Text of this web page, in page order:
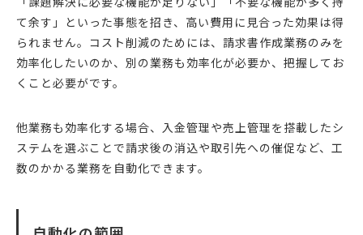
て余す」といった事態を招き、高い費用に見合った効果は得
られません。コスト削減のためには、請求書作成業務のみを
効率化したいのか、別の業務も効率化が必要か、把握してお
くこと必要がです。
他業務も効率化する場合、入金管理や売上管理を搭載したシ
ステムを選ぶことで請求後の消込や取引先への催促など、工
数のかかる業務を自動化できます。